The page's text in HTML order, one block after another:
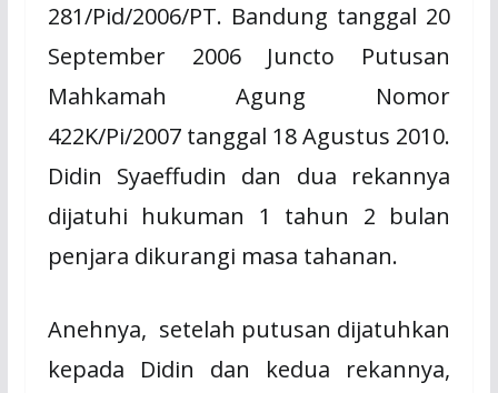
281/Pid/2006/PT. Bandung tanggal 20
September 2006 Juncto Putusan
Mahkamah Agung Nomor
422K/Pi/2007 tanggal 18 Agustus 2010.
Didin Syaeffudin dan dua rekannya
dijatuhi hukuman 1 tahun 2 bulan
penjara dikurangi masa tahanan.
Anehnya, setelah putusan dijatuhkan
kepada Didin dan kedua rekannya,